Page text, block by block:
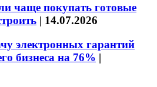
чаще покупать готовые
| 14.07.2026
электронных гарантий
бизнеса на 76% |